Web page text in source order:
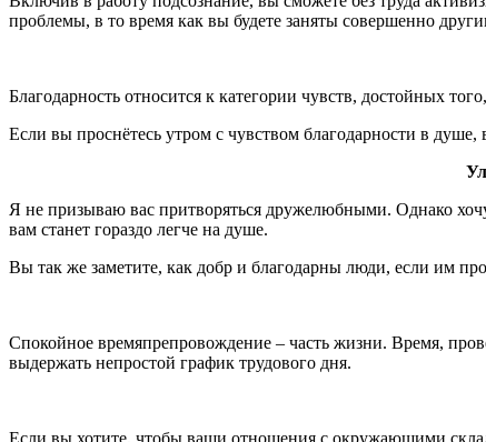
проблемы, в то время как вы будете заняты совершенно
Благодарность относится к категории чувств, достойных
Если вы проснётесь утром с чувством благодарности в
Я не призываю вас притворяться дружелюбными. Однако
вам станет гораздо легче на душе.
Вы так же заметите, как добр и благодарны люди, если им
Спокойное времяпрепровождение – часть жизни. Время,
выдержать непростой график трудового дня.
Если вы хотите, чтобы ваши отношения с окружающими